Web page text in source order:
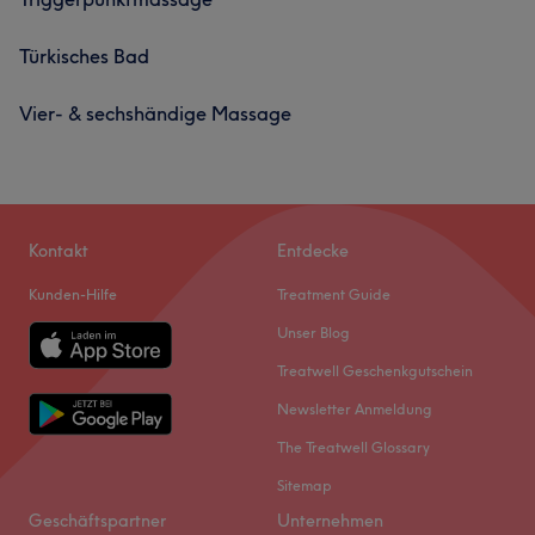
Türkisches Bad
Vier- & sechshändige Massage
Kontakt
Kunden-Hilfe
Entdecke
Treatment Guide
Unser Blog
Treatwell Geschenkgutschein
Newsletter Anmeldung
The Treatwell Glossary
Sitemap
Geschäftspartner Unternehmen